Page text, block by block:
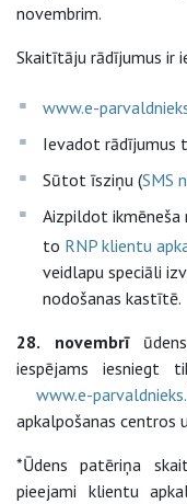
novembrim.
Skaitītāju rādījumus ir
www.e-
Ievadot rādījumus
Sūtot īsziņu (SMS
Aizpildot
to RNP klientu
veidlapu speciāli
nodošanas kastītē.
28. novembrī
iespējams iesniegt
www.e-
apkalpošanas
*Ūdens patēriņa
pieejami klientu